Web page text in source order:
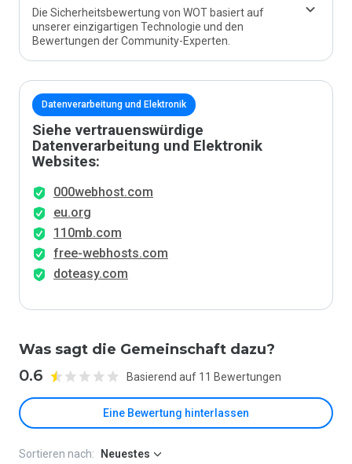
Die Sicherheitsbewertung von WOT basiert auf
unserer einzigartigen Technologie und den
Bewertungen der Community-Experten.
Datenverarbeitung und Elektronik
Siehe vertrauenswürdige
Datenverarbeitung und Elektronik
Websites:
000webhost.com
eu.org
110mb.com
free-webhosts.com
doteasy.com
Was sagt die Gemeinschaft dazu?
0.6 Basierend auf 11 Bewertungen
Eine Bewertung hinterlassen
Sortieren nach: Neuestes